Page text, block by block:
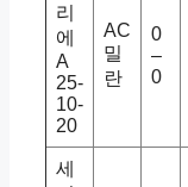
리
에
A
25-
10-
20
AC
밀
란
0
–
0
세